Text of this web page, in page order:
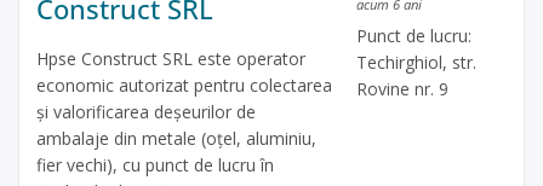
Construct SRL
Hpse Construct SRL este operator
economic autorizat pentru colectarea
și valorificarea deșeurilor de
ambalaje din metale (oțel, aluminiu,
fier vechi), cu punct de lucru în
acum 6 ani
Punct de lucru:
Techirghiol, str.
Rovine nr. 9